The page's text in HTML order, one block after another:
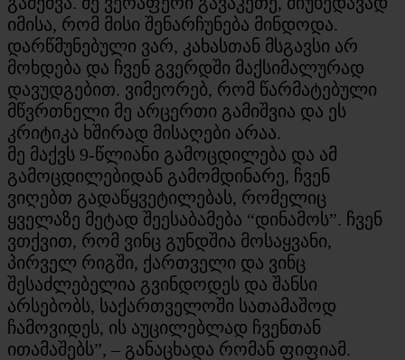
იმისა, რომ მისი შენარჩუნება მინდოდა.
დარწმუნებული ვარ, კახასთან მსგავსი არ
მოხდება და ჩვენ გვერდში მაქსიმალურად
დავუდგებით. ვიმეორებ, რომ წარმატებული
მწვრთნელი მე არცერთი გამიშვია და ეს
კრიტიკა ხშირად მისაღები არაა.
მე მაქვს 9-წლიანი გამოცდილება და ამ
გამოცდილებიდან გამომდინარე, ჩვენ
ვიღებთ გადაწყვეტილებას, რომელიც
ყველაზე მეტად შეესაბამება “დინამოს”. ჩვენ
ვთქვით, რომ ვინც გუნდშია მოსაყვანი,
პირველ რიგში, ქართველი და ვინც
შესაძლებელია გვინდოდეს და შანსი
არსებობს, საქართველოში სათამაშოდ
ჩამოვიდეს, ის აუცილებლად ჩვენთან
ითამაშებს”, – განაცხადა რომან ფიფიამ.